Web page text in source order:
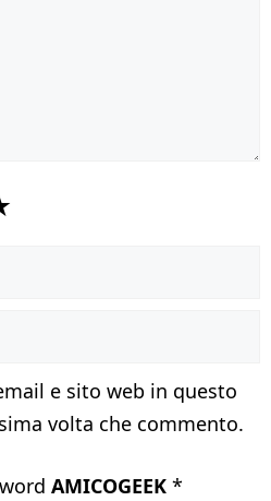
e sito web in questo
volta che commento.
AMICOGEEK *